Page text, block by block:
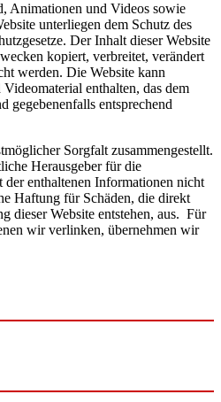
Animationen und Videos sowie
unterliegen dem Schutz des
Der Inhalt dieser Website
kopiert, verbreitet, verändert
werden. Die Website kann
enthalten, das dem
gegebenenfalls entsprechend
Sorgfalt zusammengestellt.
Herausgeber für die
enthaltenen Informationen nicht
Haftung für Schäden, die direkt
dieser Website entstehen, aus. Für
wir verlinken, übernehmen wir